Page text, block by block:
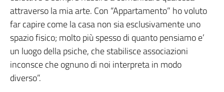
attraverso la mia arte. Con “Appartamento” ho voluto
far capire come la casa non sia esclusivamente uno
spazio fisico; molto più spesso di quanto pensiamo e’
un luogo della psiche, che stabilisce associazioni
inconsce che ognuno di noi interpreta in modo
diverso”.